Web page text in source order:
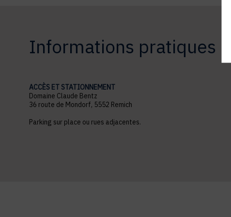
Informations pratiques
ACCÈS ET STATIONNEMENT
Domaine Claude Bentz
36 route de Mondorf, 5552 Remich
Parking sur place ou rues adjacentes.